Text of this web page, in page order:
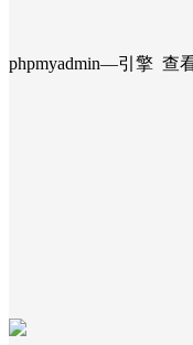
phpmyadmin—引擎 查